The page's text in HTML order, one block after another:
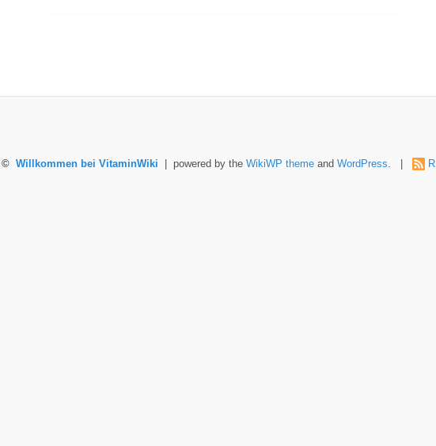
© Willkommen bei VitaminWiki | powered by the WikiWP themeand WordPress